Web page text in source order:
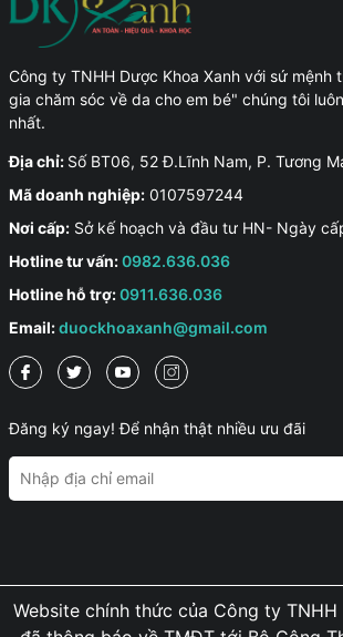
Công ty TNHH Dược Khoa Xanh với sứ mệnh
gia chăm sóc về da cho em bé" chúng tôi
nhất.
Địa chỉ: Số BT06, 52 Đ.Lĩnh Nam, P. Tương
Mã doanh nghiệp:0107597244
Nơi cấp:Sở kế hoạch và đầu tư HN- Ngày
Hotline tư vấn:0982.636.036
Hotline hỗ trợ:0911.636.036
Email:duockhoaxanh@gmail.com
Đăng ký ngay! Để nhận thật nhiều ưu đãi
Website chính thức của Công ty TNHH